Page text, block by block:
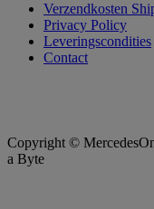
Verzendkosten
Privacy Policy
Leveringscondities
Contact
Copyright ©
a Byte